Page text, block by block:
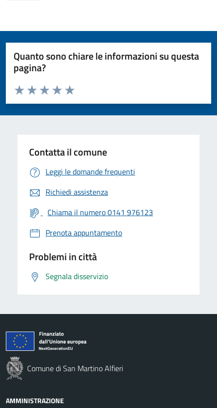
Quanto sono chiare le informazioni su questa
pagina?
Valuta da 1 a 5 stelle la pagina
Valuta 5 stelle su 5
Valuta 4 stelle su 5
Valuta 3 stelle su 5
Valuta 2 stelle su 5
Valuta 1 stelle su 5
Contatta il comune
Leggi le domande frequenti
Richiedi assistenza
Chiama il numero 0141 976123
Prenota appuntamento
Problemi in città
Segnala disservizio
Comune di San Martino Alfieri
AMMINISTRAZIONE